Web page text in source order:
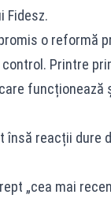
Fidesz.
o reformă
Printre
însă reacții dure
„cea mai